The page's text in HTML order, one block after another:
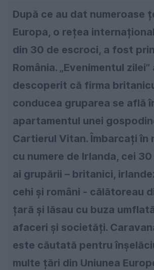
După ce au dat numeroase
Europa, o rețea
din 30 de escroci, a fost
România. „Evenimentul zilei”
descoperit că firma
conducea gruparea se află
apartamentul unei
Cartierul Vitan. Îmbarcați în
cu numere de Irlanda, cei
ai grupării – britanici,
cehi și români - călătoreau
țară și lăsau cu buza
afaceri și societăți.
este căutată pentru
multe țări din Uniunea